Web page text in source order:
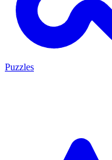
Puzzles